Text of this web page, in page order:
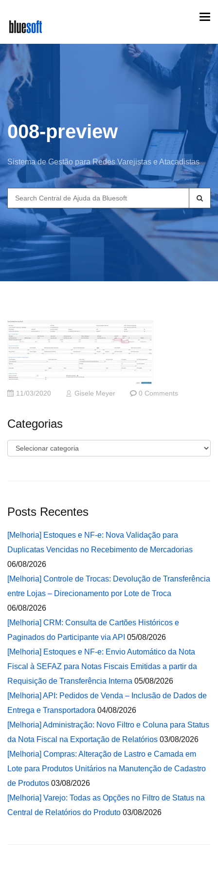
main
content
008-preview
Sistema de Gestão para Redes Varejistas e Atacadistas
Search
for:
11/03/2020 Gisele Meyer 0 Comments
Categorias
Categorias
Posts Recentes
[Melhoria] Estoques e NF-e: Nova Validação para
Duplicatas Vencidas no Recebimento de Mercadorias
06/08/2026
[Melhoria] Controle de Trocas: Devolução de Transferência
entre Lojas – Direcionamento por Lote de Troca
06/08/2026
[Melhoria] CRM: Consulta de Cartões Históricos e
Paginados do Participante via API 05/08/2026
[Melhoria] Estoques e NF-e: Envio Automático da Nota
Fiscal à SEFAZ para Notas Fiscais Emitidas a partir da
Requisição de Transferência Interna 05/08/2026
[Melhoria] API: Pedidos de Venda – Inclusão de Dados de
Entrega e Transportadora 04/08/2026
[Melhoria] Administração: Novo Filtro e Coluna para Status
da Nota Fiscal na Exportação de Relatórios 03/08/2026
[Melhoria] Compras: Alteração de Lastro e Camada em
Lote para Produtos Unitários na Manutenção de Cadastro
de Produtos 03/08/2026
[Melhoria] Varejo: Todas as Opções no Filtro de Status na
Central de Relatórios do Produto 03/08/2026